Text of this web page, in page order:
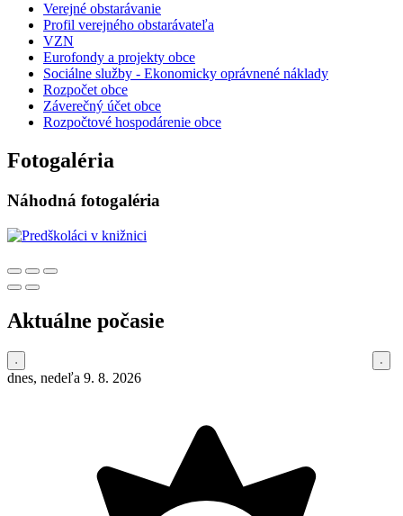
Verejné obstarávanie
Profil verejného obstarávateľa
VZN
Eurofondy a projekty obce
Sociálne služby - Ekonomicky oprávnené náklady
Rozpočet obce
Záverečný účet obce
Rozpočtové hospodárenie obce
Fotogaléria
Náhodná fotogaléria
Aktuálne počasie
dnes, nedeľa 9. 8. 2026